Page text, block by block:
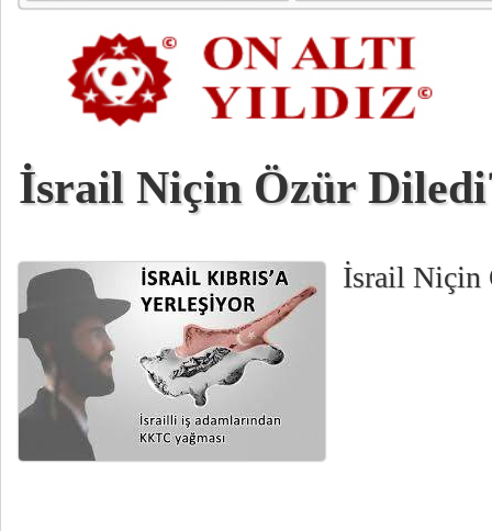
İsrail Niçin Özür
İsrail Niçin